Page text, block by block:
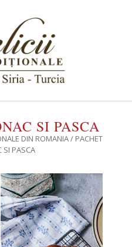
SI PASCA
DIN ROMANIA/ PACHET
SI PASCA